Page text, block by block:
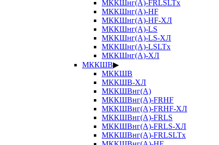
МККШнг(А)-FRLSLTx
МККШнг(А)-HF
МККШнг(А)-HF-ХЛ
МККШнг(А)-LS
МККШнг(А)-LS-ХЛ
МККШнг(А)-LSLTx
МККШнг(А)-ХЛ
МККШВ▶
МККШВ
МККШВ-ХЛ
МККШВнг(А)
МККШВнг(А)-FRHF
МККШВнг(А)-FRHF-ХЛ
МККШВнг(А)-FRLS
МККШВнг(А)-FRLS-ХЛ
МККШВнг(А)-FRLSLTx